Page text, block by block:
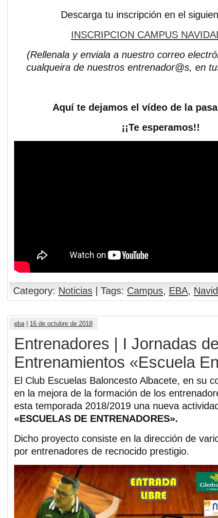
Descarga tu inscripción en el
INSCRIPCION CAMPUS
(Rellenala y enviala a nuestro correo
cualqueira de nuestros entrenador@s, en
Aquí te dejamos el vídeo de la
¡¡Te esperamos!!
Category: Noticias | Tags: Campus, EBA,
eba | 16 de octubre de 2018
Entrenadores | I Jornadas
Entrenamientos «Escuela
El Club Escuelas Baloncesto Albacete, en su
en la mejora de la formación de los
esta temporada 2018/2019 una nueva
«ESCUELAS DE ENTRENADORES».
Dicho proyecto consiste en la dirección de
por entrenadores de recnocido prestigio.